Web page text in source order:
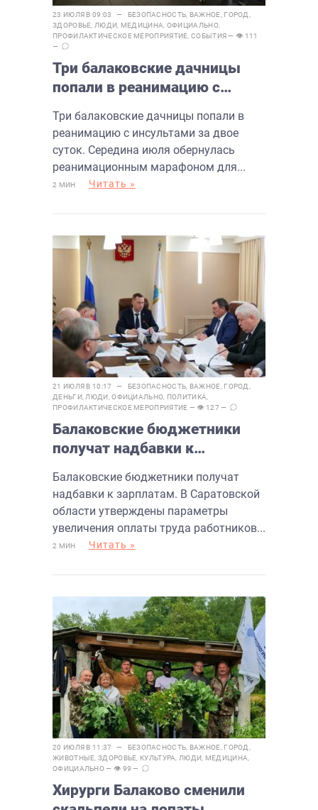
23 ИЮЛЯ В 09:03 — БЕЗОПАСНОСТЬ ВАЖНОЕ ГОРОД
ЗДОРОВЬЕ ЛЮДИ МЕДИЦИНА ОФИЦИАЛЬНО,
ПРОФИЛАКТИЧЕСКОЕ МЕРОПРИЯТИЕ ,СОБЫТИЯ— 👁 111
—
Три балаковские дачницы
попали в реанимацию с
Три балаковские дачницы попали в
реанимацию с инсультами за двое
суток. Середина июля обернулась
реанимационным марафоном для...
2 МИН Читать »
21 ИЮЛЯ В 10:17 — БЕЗОПАСНОСТЬ ВАЖНОЕ ГОРОД
ДЕНЬГИ, ЛЮДИ ,ОФИЦИАЛЬНО ПОЛИТИКА
ПРОФИЛАКТИЧЕСКОЕ МЕРОПРИЯТИЕ — 👁 127 —
Балаковские бюджетники
получат надбавки к
Балаковские бюджетники получат
надбавки к зарплатам. В Саратовской
области утверждены параметры
увеличения оплаты труда работников...
2 МИН Читать »
20 ИЮЛЯ В 11:37 — БЕЗОПАСНОСТЬ ВАЖНОЕ ГОРОД
ЖИВОТНЫЕ ,ЗДОРОВЬЕ КУЛЬТУРА ЛЮДИ МЕДИЦИНА
ОФИЦИАЛЬНО— 👁 99 —
Хирурги Балаково сменили